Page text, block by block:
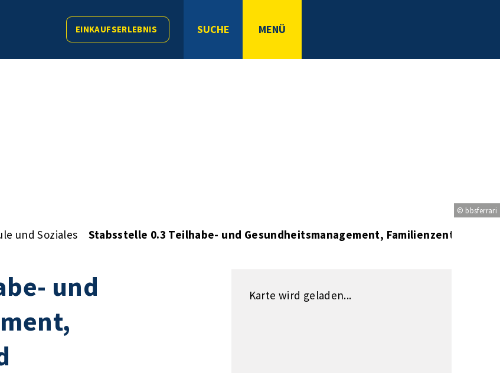
EINKAUFSERLEBNIS SUCHE MENÜ
© bbsferrari
und Soziales Stabsstelle 0.3 Teilhabe- und Gesundheitsmanagement, Familienzentrum
und
Karte wird geladen...